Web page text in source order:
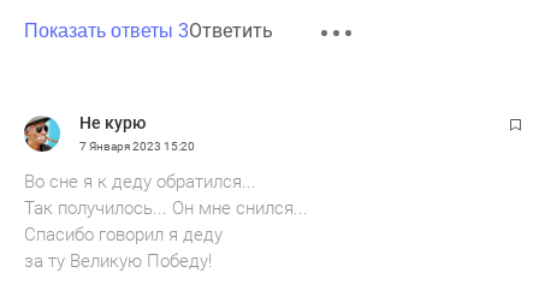
Показать ответы 3Ответить
Не курю
7 Января 2023 15:20
Во сне я к деду обратился...
Так получилось... Он мне снился...
Спасибо говорил я деду
за ту Великую Победу!